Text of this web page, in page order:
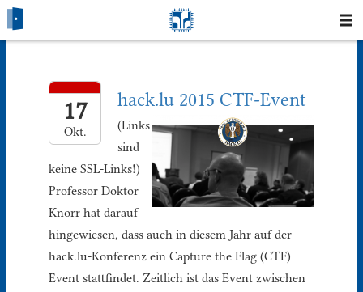
Blog
Fotos
Login
Studium
17
Okt.
hack.lu 2015 CTF-Event
(Links
sind
keine SSL-Links!)
Professor Doktor
Knorr hat darauf
hingewiesen, dass auch in diesem Jahr auf der
hack.lu-Konferenz ein Capture the Flag (CTF)
Event stattfindet. Zeitlich ist das Event zwischen